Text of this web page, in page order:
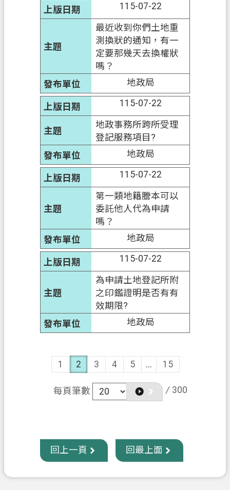
115-07-22
最近收到你們土地重
測換狀的通知，有一
定要那幾天去換權狀
嗎？
地政局
115-07-22
地政事務所跨所受理
登記服務項目?
地政局
115-07-22
第一類地籍謄本可以
委託他人代為申請
嗎？
地政局
115-07-22
為申請土地登記所附
之印鑑證明是否有有
效期限?
地政局
1 2 3 4 5 ... 15
每頁筆數 / 300
回上一頁 回最上面